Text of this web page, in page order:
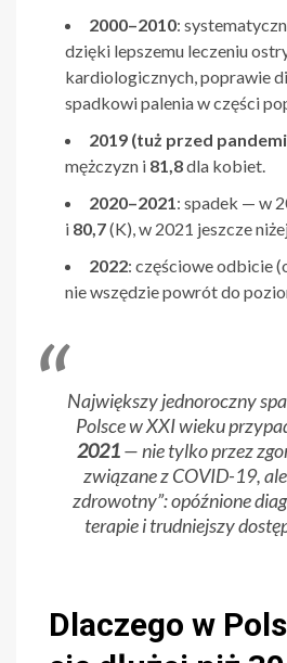
2000–2010:
dzięki lepszemu leczeniu
kardiologicznych, poprawie
spadkowi palenia w części
2019 (tuż przed
mężczyzn i 81,8dla kobiet.
2020–2021: spadek — w
i 80,7(K), w 2021 jeszcze
2022: częściowe odbicie
nie wszędzie powrót do
Największy jednoroczny
Polsce w XXI wieku
2021— nie tylko przez
związane z COVID-19, ale
zdrowotny”: opóźnione
terapie i trudniejszy
Dlaczego w